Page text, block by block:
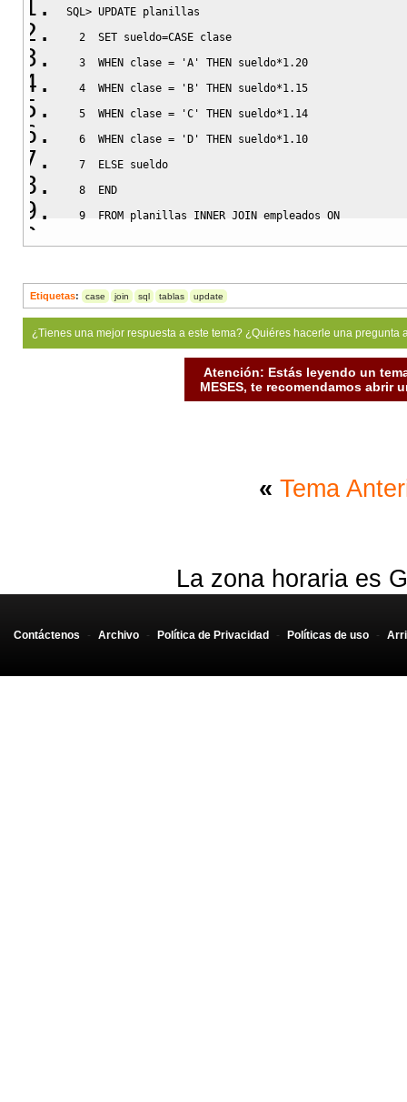
SQL> UPDATE planillas
2
SET sueldo=CASE clase
3
WHEN clase = 'A' THEN sueldo*1.20
4
WHEN clase = 'B' THEN sueldo*1.15
5
WHEN clase = 'C' THEN sueldo*1.14
6
WHEN clase = 'D' THEN sueldo*1.10
7
ELSE sueldo
8
END
9
FROM planillas INNER JOIN empleados ON
WHEN clase = 'A' THEN sueldo
*
00905: missing keyword
Etiquetas: case join sql tablas update
¿Tienes una mejor respuesta a este tema? ¿Quiéres hacerle una
Atención: Estás leyendo un
MESES, te recomendamos abrir
« Tema
La zona horaria es
Contáctenos - Archivo - Política de Privacidad - Políticas de uso -